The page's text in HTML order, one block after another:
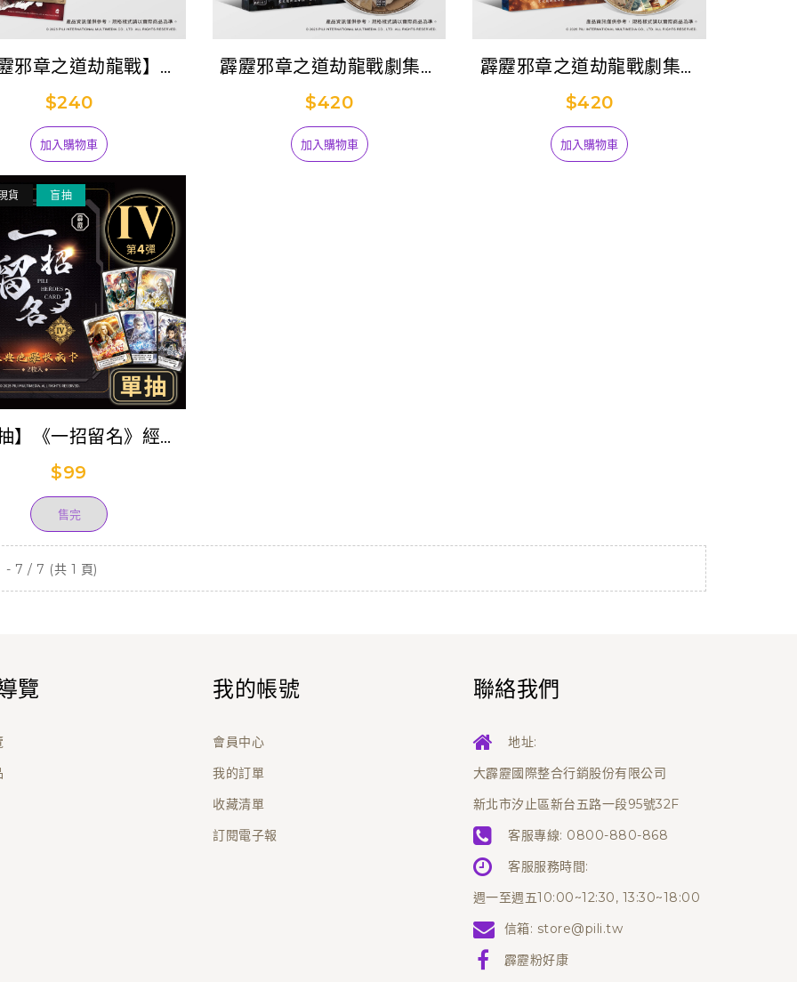
邪章之道劫龍戰】劇
集Postcard套組
$240
加入購物車
霹靂邪章之道劫龍戰劇集原
聲帶-精選105
$420
加入購物車
霹靂邪章之道劫龍戰劇集原
聲帶貳-精選106
$420
加入購物車
貨 盲抽
】《一招留名》經典
藏卡-第四彈(單抽)
$99
售完
- 7 / 7 (共 1 頁)
覽 我的帳號
會員中心
我的訂單
收藏清單
訂閱電子報
聯絡我們
地址:
大霹靂國際整合行銷股份有限公司
新北市汐止區新台五路一段95號32F
客服專線: 0800-880-868
客服服務時間:
週一至週五10:00~12:30, 13:30~18:00
信箱: store@pili.tw
霹靂粉好康